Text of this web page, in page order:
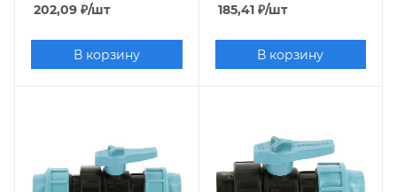
202,09 ₽/шт
В корзину
185,41₽/шт
В корзину